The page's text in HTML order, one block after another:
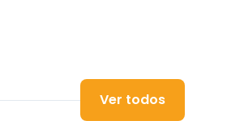
Ver todos